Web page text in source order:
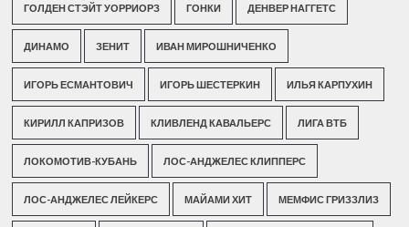
ГОЛДЕН СТЭЙТ УОРРИОРЗ ГОНКИ ДЕНВЕР НАГГЕТС
ДИНАМО ЗЕНИТ ИВАН МИРОШНИЧЕНКО
ИГОРЬ ЕСМАНТОВИЧ ИГОРЬ ШЕСТЕРКИН ИЛЬЯ КАРПУХИН
КИРИЛЛ КАПРИЗОВ КЛИВЛЕНД КАВАЛЬЕРС ЛИГА ВТБ
ЛОКОМОТИВ-КУБАНЬ ЛОС-АНДЖЕЛЕС КЛИППЕРС
ЛОС-АНДЖЕЛЕС ЛЕЙКЕРС МАЙАМИ ХИТ МЕМФИС ГРИЗЗЛИЗ